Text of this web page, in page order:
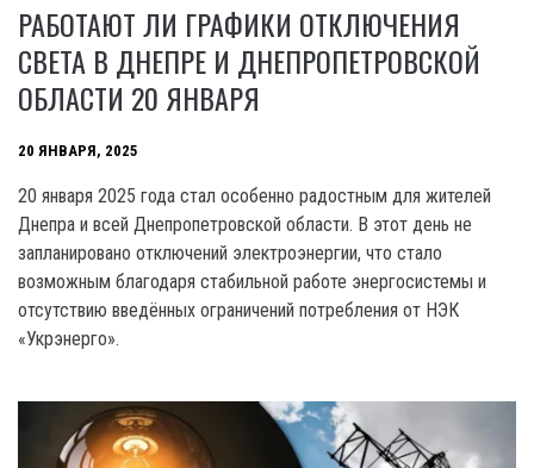
РАБОТАЮТ ЛИ ГРАФИКИ ОТКЛЮЧЕНИЯ
СВЕТА В ДНЕПРЕ И ДНЕПРОПЕТРОВСКОЙ
ОБЛАСТИ 20 ЯНВАРЯ
20 ЯНВАРЯ, 2025
20 января 2025 года стал особенно радостным для жителей
Днепра и всей Днепропетровской области. В этот день не
запланировано отключений электроэнергии, что стало
возможным благодаря стабильной работе энергосистемы и
отсутствию введённых ограничений потребления от НЭК
«Укрэнерго».